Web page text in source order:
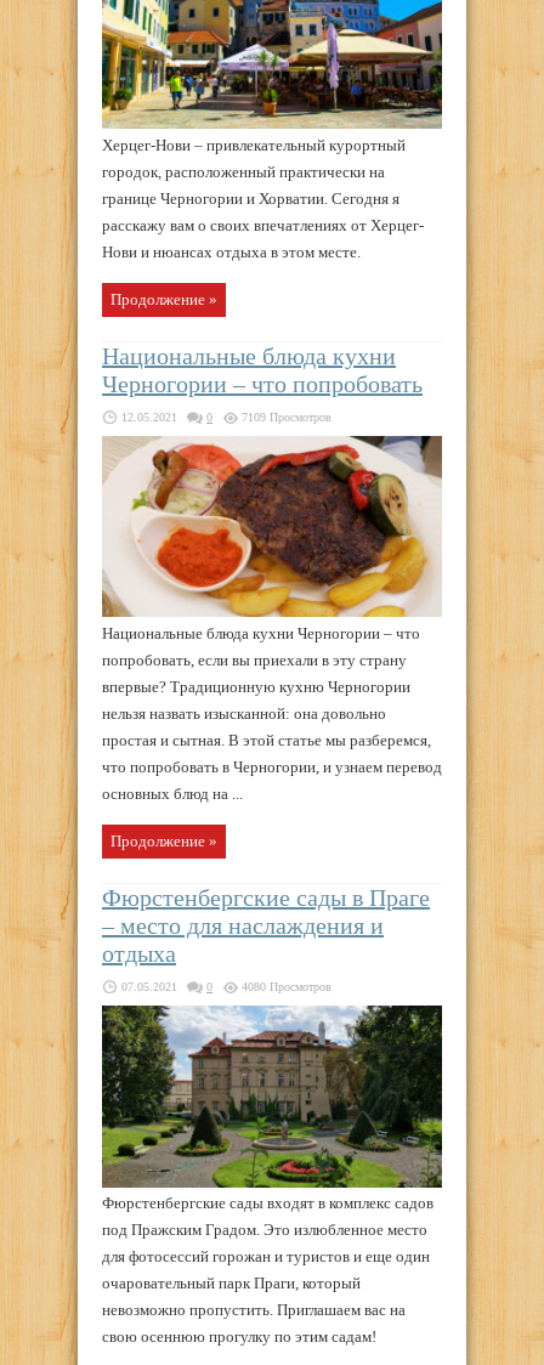
Херцег-Нови – привлекательный курортный
городок, расположенный практически на
границе Черногории и Хорватии. Сегодня я
расскажу вам о своих впечатлениях от Херцег-
Нови и нюансах отдыха в этом месте.
Продолжение »
Национальные блюда кухни
Черногории – что попробовать
12.05.2021 0 7109 Просмотров
Национальные блюда кухни Черногории – что
попробовать, если вы приехали в эту страну
впервые? Традиционную кухню Черногории
нельзя назвать изысканной: она довольно
простая и сытная. В этой статье мы разберемся,
что попробовать в Черногории, и узнаем перевод
основных блюд на ...
Продолжение »
Фюрстенбергские сады в Праге
– место для наслаждения и
отдыха
07.05.2021 0 4080 Просмотров
Фюрстенбергские сады входят в комплекс садов
под Пражским Градом. Это излюбленное место
для фотосессий горожан и туристов и еще один
очаровательный парк Праги, который
невозможно пропустить. Приглашаем вас на
свою осеннюю прогулку по этим садам!